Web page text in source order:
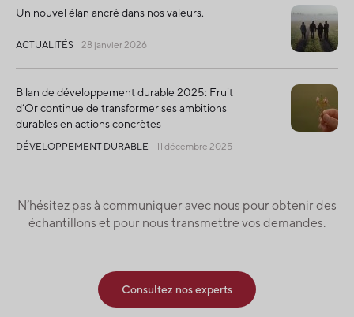
Un nouvel élan ancré dans nos valeurs.
ACTUALITÉS 28 janvier 2026
Bilan de développement durable 2025: Fruit
d’Or continue de transformer ses ambitions
durables en actions concrètes
DÉVELOPPEMENT DURABLE 11 décembre 2025
N’hésitez pas à communiquer avec nous pour obtenir des
échantillons et pour nous transmettre vos demandes.
Consultez nos experts